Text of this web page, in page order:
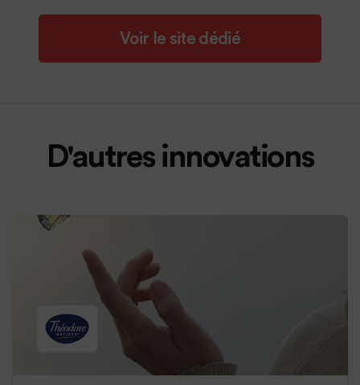
Voir le site dédié
D'autres innovations